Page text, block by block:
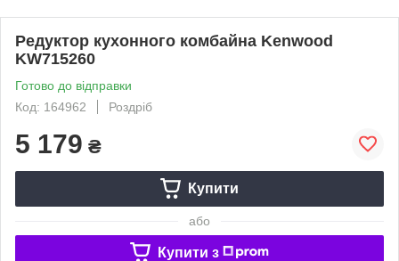
Редуктор кухонного комбайна Kenwood
KW715260
Готово до відправки
Код: 164962
Роздріб
5 179 ₴
Купити
або
Купити з